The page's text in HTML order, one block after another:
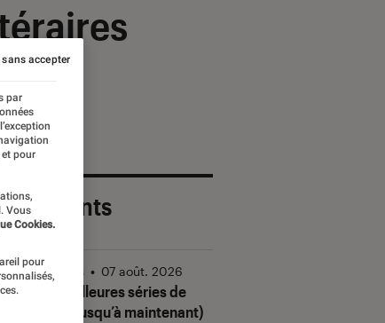
récents
Les meilleures séries de
2026 (jusqu’à maintenant)
Séries • 07 août. 2026
par
pour
Vous
Cookies.
pour
accepter